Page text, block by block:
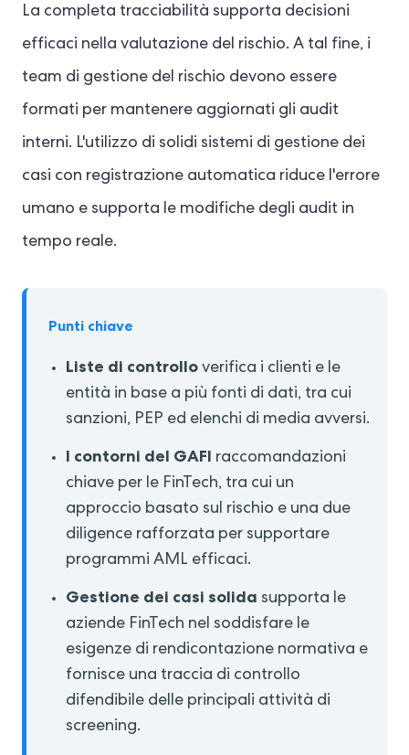
La completa tracciabilità supporta decisioni
efficaci nella valutazione del rischio. A tal fine, i
team di gestione del rischio devono essere
formati per mantenere aggiornati gli audit
interni. L'utilizzo di solidi sistemi di gestione dei
casi con registrazione automatica riduce l'errore
umano e supporta le modifiche degli audit in
tempo reale.
Punti chiave
Liste di controllo verifica i clienti e le
entità in base a più fonti di dati, tra cui
sanzioni, PEP ed elenchi di media avversi.
I contorni del GAFI raccomandazioni
chiave per le FinTech, tra cui un
approccio basato sul rischio e una due
diligence rafforzata per supportare
programmi AML efficaci.
Gestione dei casi solida supporta le
aziende FinTech nel soddisfare le
esigenze di rendicontazione normativa e
fornisce una traccia di controllo
difendibile delle principali attività di
screening.